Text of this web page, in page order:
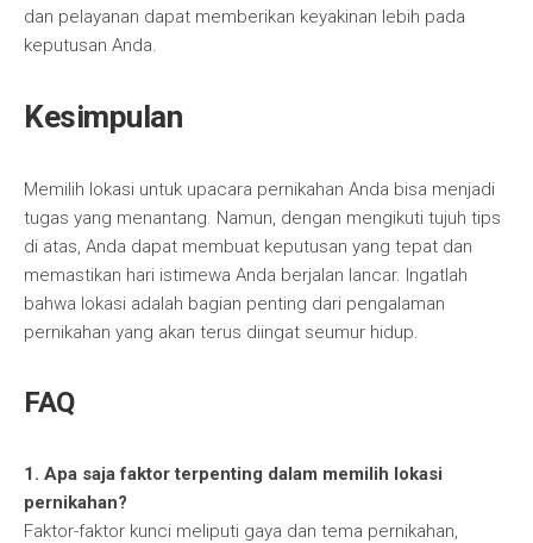
dan pelayanan dapat memberikan keyakinan lebih pada
keputusan Anda.
Kesimpulan
Memilih lokasi untuk upacara pernikahan Anda bisa menjadi
tugas yang menantang. Namun, dengan mengikuti tujuh tips
di atas, Anda dapat membuat keputusan yang tepat dan
memastikan hari istimewa Anda berjalan lancar. Ingatlah
bahwa lokasi adalah bagian penting dari pengalaman
pernikahan yang akan terus diingat seumur hidup.
FAQ
1. Apa saja faktor terpenting dalam memilih lokasi
pernikahan?
Faktor-faktor kunci meliputi gaya dan tema pernikahan,